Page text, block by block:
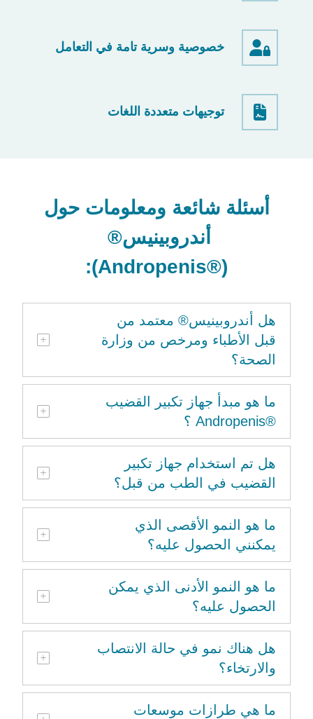
خصوصية وسرية تامة في التعامل
توجيهات متعددة اللغات
أسئلة شائعة ومعلومات حول
أندروبينيس®
(®
Andropenis
):
هل أندروبينيس® معتمد من
قبل الأطباء ومرخص من وزارة
الصحة؟
ما هو مبدأ جهاز تكبير القضيب
®Andropenis ؟
هل تم استخدام جهاز تكبير
القضيب في الطب من قبل؟
ما هو النمو الأقصى الذي
يمكنني الحصول عليه؟
ما هو النمو الأدنى الذي يمكن
الحصول عليه؟
هل هناك نمو في حالة الانتصاب
والارتخاء؟
ما هي طرازات موسعات